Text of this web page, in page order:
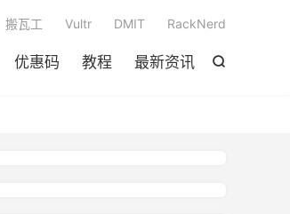

优惠码 教程 最新资讯
搬瓦工 Vultr DMIT RackNerd